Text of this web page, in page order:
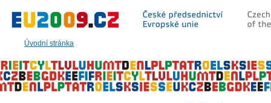
Úvodní stránka
hlavní
|
navigaci
|
vyhledávání